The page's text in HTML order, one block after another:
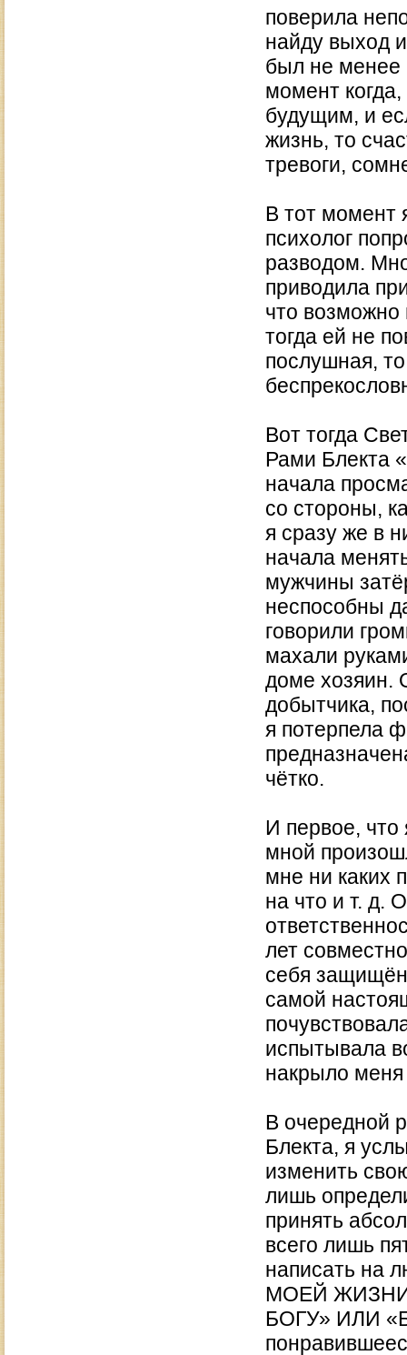
поверила
найду выход
был не менее
момент
будущим, и
жизнь, то
тревоги,
В тот момент
психолог
разводом.
приводила
что возможно
тогда ей не
послушная,
Вот тогда
Рами Блекта
начала
со стороны,
я сразу же в
начала
мужчины
неспособны
говорили
махали
доме хозяин.
добытчика,
я потерпела
чётко.
И первое, что
мной
мне ни каких
на что и т. д.
лет
себя
самой
испытывала
накрыло
В очередной
Блекта, я
изменить
лишь
принять
всего лишь
написать на
МОЕЙ
БОГУ» ИЛИ